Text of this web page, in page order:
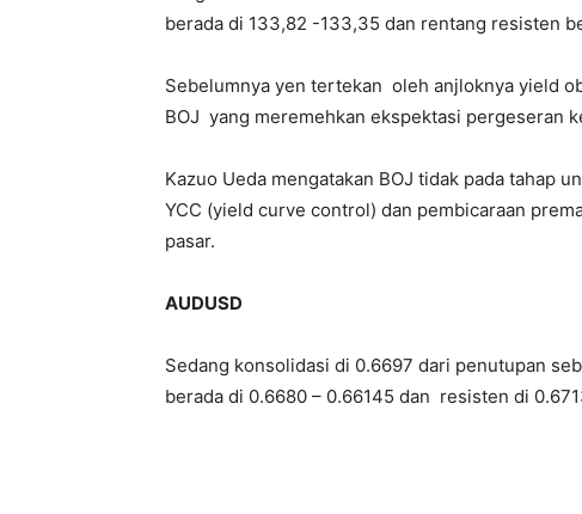
berada di 133,82 -133,35 dan rentang resisten
Sebelumnya yen tertekan oleh anjloknya yield
BOJ yang meremehkan ekspektasi pergeseran
Kazuo Ueda mengatakan BOJ tidak pada tahap
YCC (yield curve control) dan pembicaraan
pasar.
AUDUSD
Sedang konsolidasi di 0.6697 dari penutupan
berada di 0.6680 – 0.66145 dan resisten di